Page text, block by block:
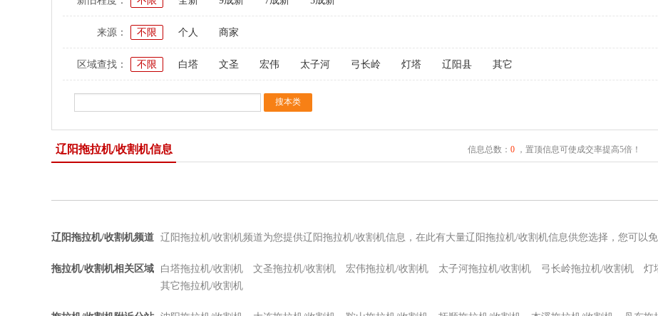
来源： 不限 个人 商家
区域查找： 不限 白塔 文圣 宏伟 太子河 弓长岭 灯塔 辽阳县 其它
辽阳拖拉机/收割机信息 信息总数： 0，置顶信息可使成交率提高5倍！
辽阳拖拉机/收割机频道 辽阳拖拉机/收割机频道为您提供辽阳拖拉机/收割机信息，在此有大量辽阳拖拉机/收割机信息供您选择，您可以
拖拉机/收割机相关区域 白塔拖拉机/收割机 文圣拖拉机/收割机 宏伟拖拉机/收割机 太子河拖拉机/收割机 弓长岭拖拉机/收割机 灯
其它拖拉机/收割机